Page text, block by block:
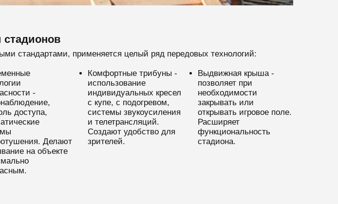
стадионов
стандартами, применяется целый ряд передовых технологий:
-
доступа,
Делают
на объекте
Комфортные трибуны -
использование
индивидуальных кресел
с купе, с подогревом,
системы звукоусиления
и телетрансляций.
Создают удобство для
зрителей.
Выдвижная крыша -
позволяет при
необходимости
закрывать или
открывать игровое поле.
Расширяет
функциональность
стадиона.